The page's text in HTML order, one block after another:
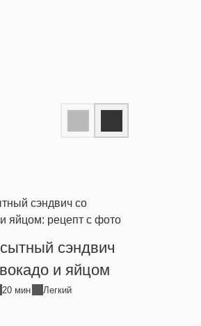
сэндвич
и яйцом
20 мин Легкий